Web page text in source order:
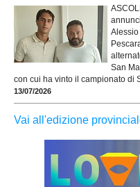
Alessio
San
con cui ha vinto il campionato di
13/07/2026
Vai all'edizione